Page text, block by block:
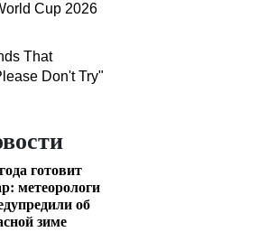
Cup 2026
That
Don't Try"
готовит
метеорологи
об
зиме